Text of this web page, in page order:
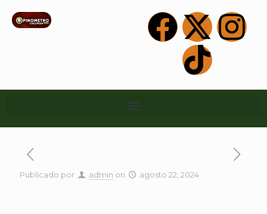
Publicado por admin on agosto 22, 2024